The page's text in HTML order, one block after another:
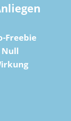
Freebie
Null